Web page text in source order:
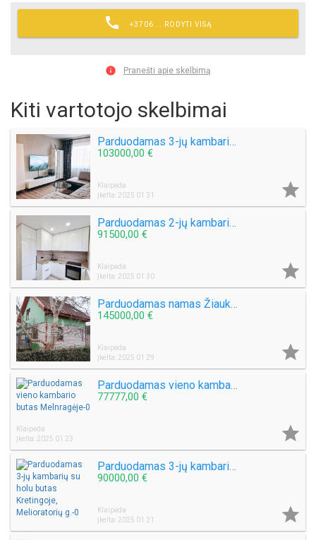
 +3706... RODYTI VISĄ
 Pranešti apie skelbimą
Kiti vartotojo skelbimai
Parduodamas 3-jų kambarių su holu butas Budelkiemio g.
103000,00 €
Klaipėda
Įkelta: 2025 01 31

Parduodamas 2-jų kambarių butas Laukininkų g.
91500,00 €
Klaipėda
Įkelta: 2025 01 30

Parduodamas namas Žiaukų k.
145000,00 €
Klaipėda
Įkelta: 2025 01 29

Parduodamas vieno kambario butas Melnragėje
77777,00 €
Klaipėda
Įkelta: 2025 01 23

Parduodamas 3-jų kambarių su holu butas Kretingoje, Melioratorių g.
90000,00 €
Klaipėda
Įkelta: 2025 01 21
